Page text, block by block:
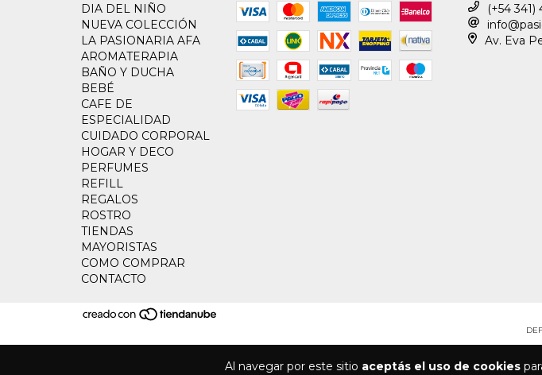
Al navegar por este sitio aceptás el uso de cookies
DIA DEL NIÑO
NUEVA COLECCIÓN
LA PASIONARIA AFA
AROMATERAPIA
BAÑO Y DUCHA
BEBÉ
CAFE DE
ESPECIALIDAD
CUIDADO CORPORAL
HOGAR Y DECO
PERFUMES
REFILL
REGALOS
ROSTRO
TIENDAS
MAYORISTAS
COMO COMPRAR
CONTACTO
(+54 341)
Av. Eva